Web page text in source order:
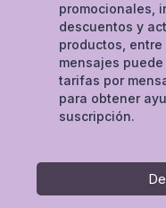
promocionales,
descuentos y
productos,
mensajes
tarifas por
para obtener
suscripción.